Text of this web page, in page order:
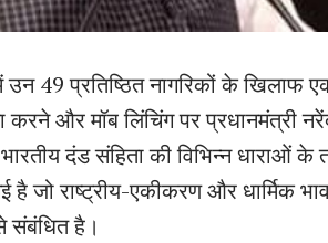
उन 49 प्रतिष्ठित नागरिकों के खिलाफ
और मॉब लिंचिंग पर प्रधानमंत्री
भारतीय दंड संहिता की विभिन्न धाराओं
है जो राष्ट्रीय-एकीकरण और धार्मिक
संबंधित है।